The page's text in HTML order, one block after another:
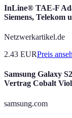
InLine® TAE-F
Siemens, Telekom
Netzwerkartikel.de
2.43 EURPreis
Samsung Galaxy
Vertrag Cobalt
samsung.com